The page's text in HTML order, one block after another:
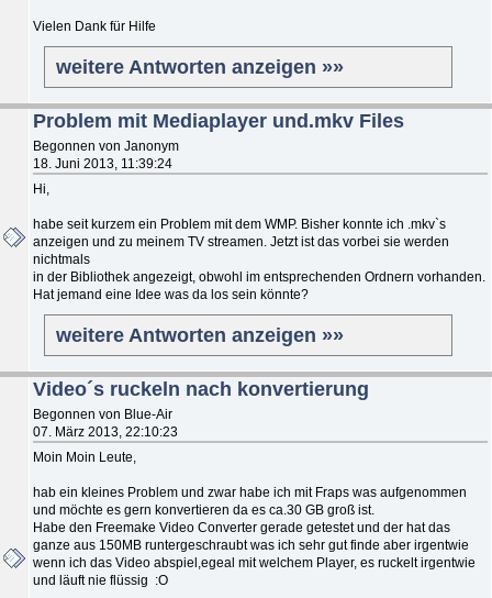
Vielen Dank für Hilfe
weitere Antworten anzeigen »»
Problem mit Mediaplayer und.mkv Files
Begonnen von Janonym
18. Juni 2013, 11:39:24
Hi,
habe seit kurzem ein Problem mit dem WMP. Bisher konnte ich .mkv`s
anzeigen und zu meinem TV streamen. Jetzt ist das vorbei sie werden
nichtmals
in der Bibliothek angezeigt, obwohl im entsprechenden Ordnern vorhanden.
Hat jemand eine Idee was da los sein könnte?
weitere Antworten anzeigen »»
Video´s ruckeln nach konvertierung
Begonnen von Blue-Air
07. März 2013, 22:10:23
Moin Moin Leute,
hab ein kleines Problem und zwar habe ich mit Fraps was aufgenommen
und möchte es gern konvertieren da es ca.30 GB groß ist.
Habe den Freemake Video Converter gerade getestet und der hat das
ganze aus 150MB runtergeschraubt was ich sehr gut finde aber irgentwie
wenn ich das Video abspiel,egeal mit welchem Player, es ruckelt irgentwie
und läuft nie flüssig :O